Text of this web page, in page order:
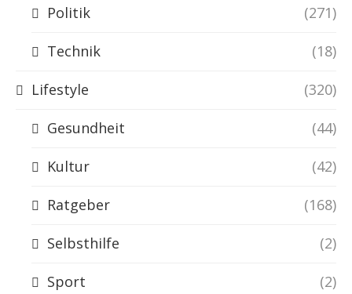
Politik (271)
Technik (18)
Lifestyle (320)
Gesundheit (44)
Kultur (42)
Ratgeber (168)
Selbsthilfe (2)
Sport (2)